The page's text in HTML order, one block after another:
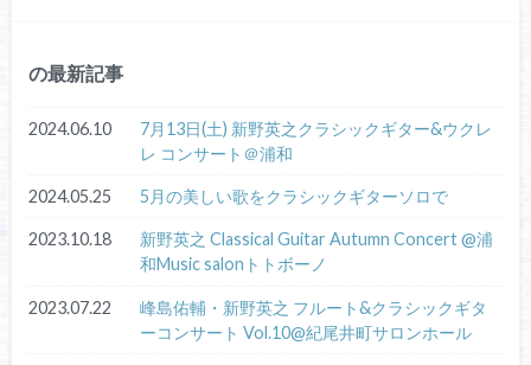
の最新記事
2024.06.10
7月13日(土) 新野英之クラシックギター&ウクレ
レ コンサート＠浦和
2024.05.25 5月の美しい歌をクラシックギターソロで
2023.10.18
新野英之 Classical Guitar Autumn Concert @浦
和Music salonトトボーノ
2023.07.22
峰島佑輔・新野英之 フルート&クラシックギタ
ーコンサート Vol.10@紀尾井町サロンホール